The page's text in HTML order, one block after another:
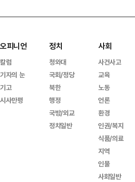
오피니언
칼럼
기자의 눈
기고
시사만평
정치
청와대
국회/정당
북한
행정
국방/외교
정치일반
사회
사건사고
교육
노동
언론
환경
인권/복지
식품/의료
지역
인물
사회일반